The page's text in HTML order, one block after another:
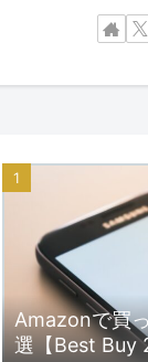
Amazonで買
選【Best Buy